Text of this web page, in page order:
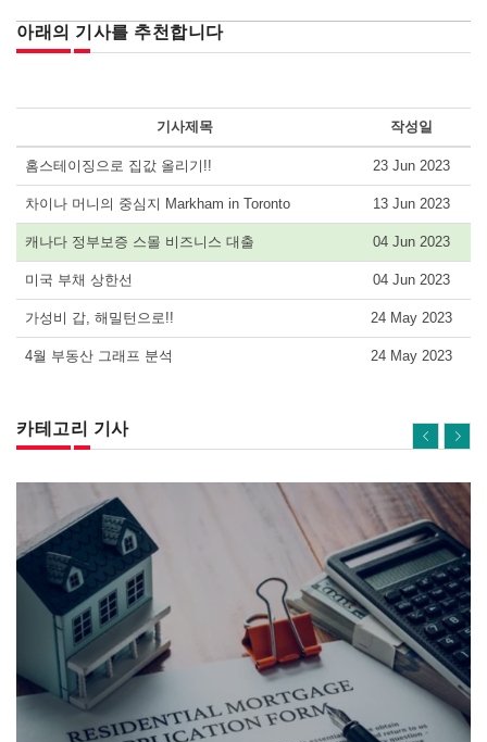
아래의 기사를 추천합니다
기사제목 작성일
홈스테이징으로 집값 올리기!! 23 Jun 2023
차이나 머니의 중심지 Markham in Toronto 13 Jun 2023
캐나다 정부보증 스몰 비즈니스 대출 04 Jun 2023
미국 부채 상한선 04 Jun 2023
가성비 갑, 해밀턴으로!! 24 May 2023
4월 부동산 그래프 분석 24 May 2023
카테고리 기사